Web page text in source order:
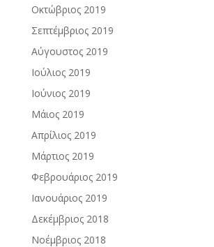
Οκτώβριος 2019
Σεπτέμβριος 2019
Αύγουστος 2019
Ιούλιος 2019
Ιούνιος 2019
Μάιος 2019
Απρίλιος 2019
Μάρτιος 2019
Φεβρουάριος 2019
Ιανουάριος 2019
Δεκέμβριος 2018
Νοέμβριος 2018